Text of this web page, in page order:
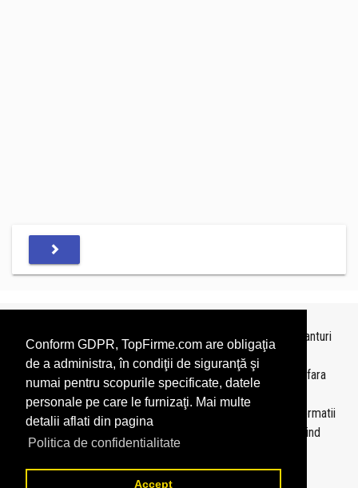
Conform GDPR, TopFirme.com are obligaţia
de a administra, în condiţii de siguranţă şi
numai pentru scopurile specificate, datele
personale pe care le furnizaţi. Mai multe
detalii aflati din pagina
Politica de confidentialitate
Accept
Topurile sunt realizate deTopFirme
pe baza ultimelor bilanturi
depuse si au scop informativ.
Este interzisa folosirea topurilor fara acordul TopFirme si fara
precizarea sursei.
Daca doriti sa achizitionati
topuri personalizate
sau informatii
despre agentii economici va rugam sa ne contactati folosind
sectiunea Contact